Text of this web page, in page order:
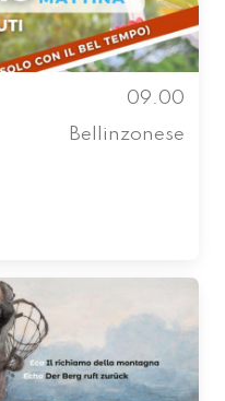
09.00
Bellinzonese